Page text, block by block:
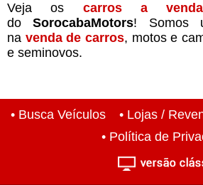
Veja os carros a venda
doSorocabaMotors! Somos
na venda de carros, motos e
e seminovos.